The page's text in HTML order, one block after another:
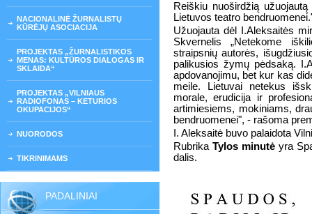
NACIONALINĖ ŽURNALISTŲ
KŪRĖJŲ ASOCIACIJA
PROJEKTAS „ŽURNALISTIKOS
MENAS: KULTŪROS DIALOGAS IR
SKLAIDA“
PROJEKTAS „VILNIAUS
RADIOFONAS – KETURIOS
OKUPACIJOS“
NUORODOS
TIKRINIMAMS
PADALINIAI
Reiškiu nuoširdžią
Lietuvos teatro
Užuojauta dėl I.Aleksaitės
Skvernelis „Netekome
straipsnių autorės,
palikusios žymų pėdsaką.
apdovanojimu, bet kur kas
meile. Lietuvai netekus
morale, erudicija ir
artimiesiems, mokiniams,
bendruomenei", - rašoma
I. Aleksaitė buvo palaidota
Rubrika Tylos minutėyra
dalis.